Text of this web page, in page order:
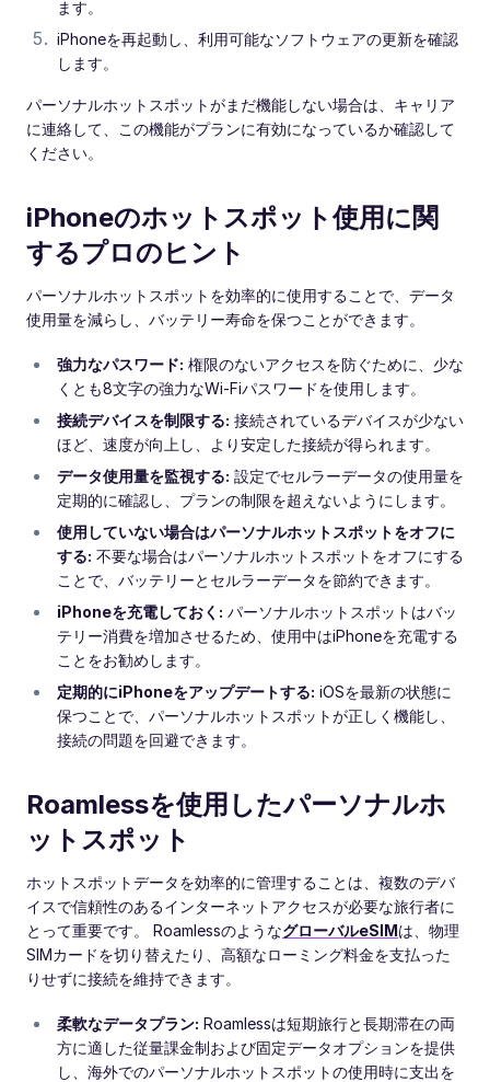
ます。
iPhoneを再起動し、利用可能なソフトウェアの更新を確認
します。
パーソナルホットスポットがまだ機能しない場合は、キャリア
に連絡して、この機能がプランに有効になっているか確認して
ください。
iPhoneのホットスポット使用に関
するプロのヒント
パーソナルホットスポットを効率的に使用することで、データ
使用量を減らし、バッテリー寿命を保つことができます。
強力なパスワード: 権限のないアクセスを防ぐために、少な
くとも8文字の強力なWi-Fiパスワードを使用します。
接続デバイスを制限する: 接続されているデバイスが少ない
ほど、速度が向上し、より安定した接続が得られます。
データ使用量を監視する: 設定でセルラーデータの使用量を
定期的に確認し、プランの制限を超えないようにします。
使用していない場合はパーソナルホットスポットをオフに
する: 不要な場合はパーソナルホットスポットをオフにする
ことで、バッテリーとセルラーデータを節約できます。
iPhoneを充電しておく: パーソナルホットスポットはバッ
テリー消費を増加させるため、使用中はiPhoneを充電する
ことをお勧めします。
定期的にiPhoneをアップデートする: iOSを最新の状態に
保つことで、パーソナルホットスポットが正しく機能し、
接続の問題を回避できます。
Roamlessを使用したパーソナルホ
ットスポット
ホットスポットデータを効率的に管理することは、複数のデバ
イスで信頼性のあるインターネットアクセスが必要な旅行者に
とって重要です。 RoamlessのようなグローバルeSIMは、物理
SIMカードを切り替えたり、高額なローミング料金を支払った
りせずに接続を維持できます。
柔軟なデータプラン: Roamlessは短期旅行と長期滞在の両
方に適した従量課金制および固定データオプションを提供
し、海外でのパーソナルホットスポットの使用時に支出を